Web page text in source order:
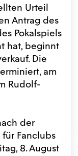
Urteil
Antrag des
Pokalspiels
hat, beginnt
Die
am
Rudolf-
der
Fanclubs
8. August